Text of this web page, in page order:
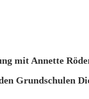
mit Annette
Grundschulen